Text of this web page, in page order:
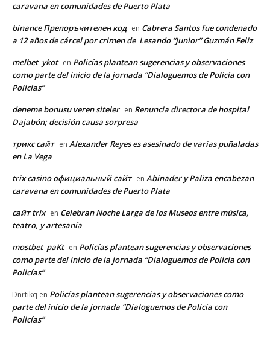
caravana en comunidades de Puerto Plata
binance Препоръчителен код en Cabrera Santos fue condenado
a 12 años de cárcel por crimen de Lesando “Junior” Guzmán Feliz
melbet_ykot en Policías plantean sugerencias y observaciones
como parte del inicio de la jornada “Dialoguemos de Policía con
Policías”
deneme bonusu veren siteler en Renuncia directora de hospital
Dajabón; decisión causa sorpresa
трикс сайт en Alexander Reyes es asesinado de varias puñaladas
en La Vega
trix casino официальный сайт en Abinader y Paliza encabezan
caravana en comunidades de Puerto Plata
сайт trix en Celebran Noche Larga de los Museos entre música,
teatro, y artesanía
mostbet_paKt en Policías plantean sugerencias y observaciones
como parte del inicio de la jornada “Dialoguemos de Policía con
Policías”
Dnrtikq en Policías plantean sugerencias y observaciones como
parte del inicio de la jornada “Dialoguemos de Policía con
Policías”